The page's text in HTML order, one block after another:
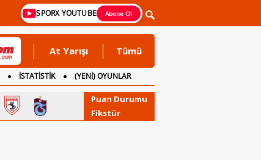
SPORX YOUTUBE Abone Ol
At Yarışı Tümü
İSTATİSTİK
(YENİ) OYUNLAR
Puan Durumu
Fikstür